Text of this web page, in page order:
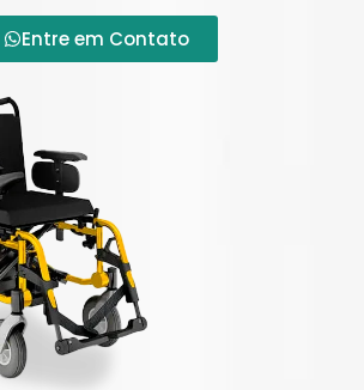
Entre em Contato